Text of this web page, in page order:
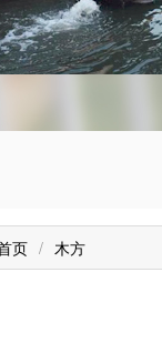
页 / 木方